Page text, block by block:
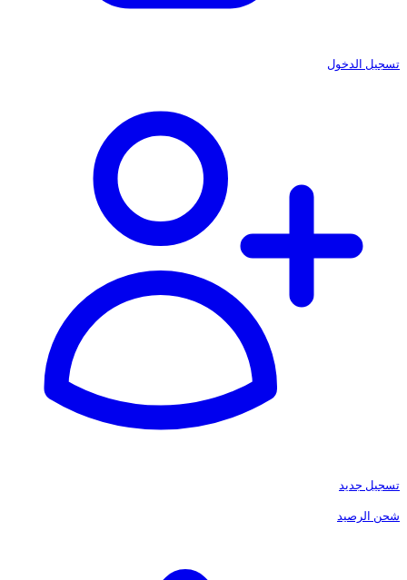
تسجيل الدخول
تسجيل جديد
شحن الرصيد